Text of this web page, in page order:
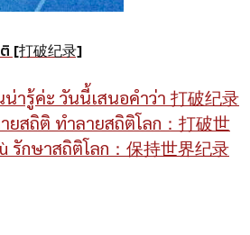
[打破纪录]
ารู้ค่ะ วันนี้เสนอคำว่า 打破纪录
ยสถิติ ทำลายสถิติโลก：打破世
รักษาสถิติโลก：保持世界纪录